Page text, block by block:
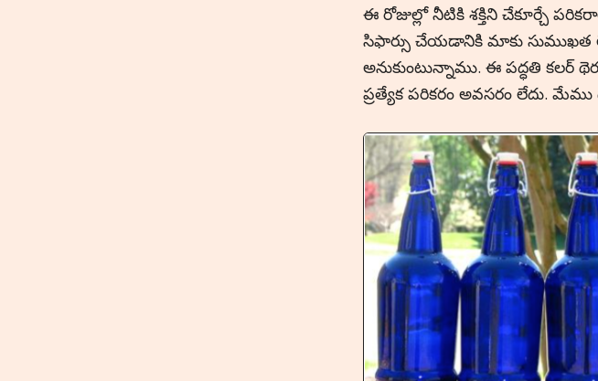
ఈ రోజుల్లో నీటికి శక్తిని చేకూర్చే
సిఫార్సు చేయడానికి మాకు సుముఖత
అనుకుంటున్నాము. ఈ పద్ధతి
ప్రత్యేక పరికరం అవసరం లేదు.